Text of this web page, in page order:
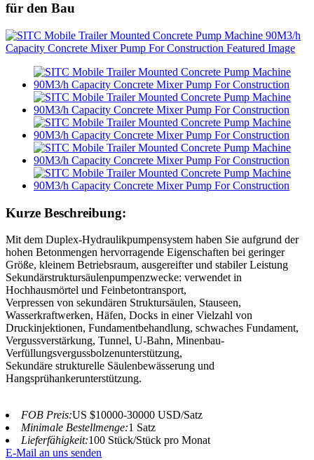
für den Bau
Kurze Beschreibung:
Mit dem Duplex-Hydraulikpumpensystem haben Sie aufgrund der
hohen Betonmengen hervorragende Eigenschaften bei geringer
Größe, kleinem Betriebsraum, ausgereifter und stabiler Leistung
Sekundärstruktursäulenpumpenzwecke: verwendet in
Hochhausmörtel und Feinbetontransport,
Verpressen von sekundären Struktursäulen, Stauseen,
Wasserkraftwerken, Häfen, Docks in einer Vielzahl von
Druckinjektionen, Fundamentbehandlung, schwaches Fundament,
Vergussverstärkung, Tunnel, U-Bahn, Minenbau-
Verfüllungsvergussbolzenunterstützung,
Sekundäre strukturelle Säulenbewässerung und
Hangsprühankerunterstützung.
FOB Preis:US $10000-30000 USD/Satz
Minimale Bestellmenge:1 Satz
Lieferfähigkeit:100 Stück/Stück pro Monat
E-Mail an uns senden